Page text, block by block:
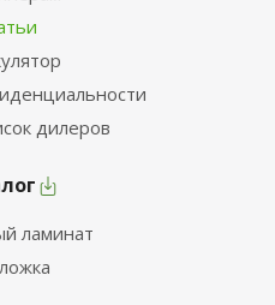
дилеров
ламинат